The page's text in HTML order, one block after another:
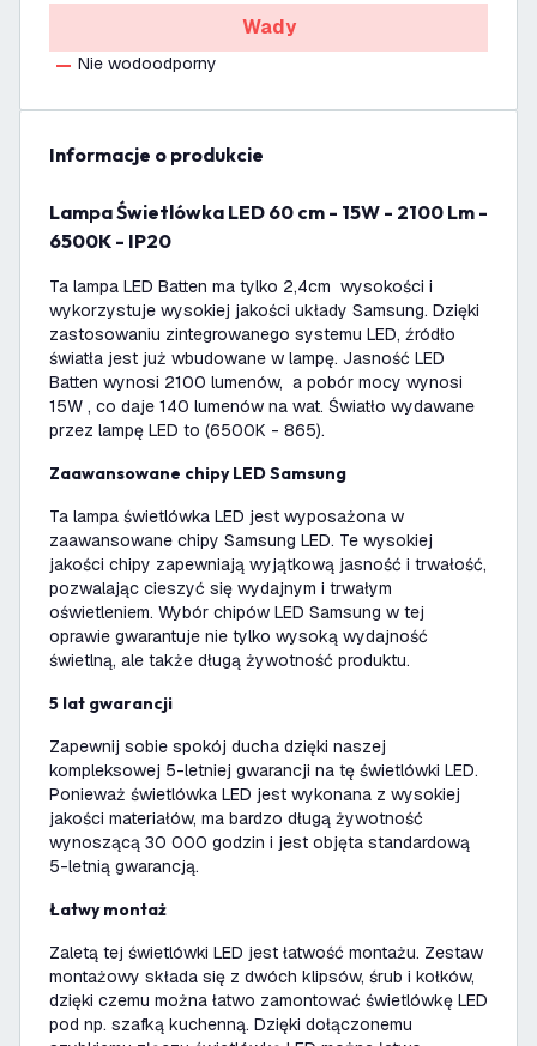
Wady
Nie wodoodporny
informacje o produkcie
Lampa Świetlówka LED 60 cm - 15W - 2100 Lm -
6500K - IP20
Ta lampa LED Batten ma tylko 2,4cm wysokości i
wykorzystuje wysokiej jakości układy Samsung. Dzięki
zastosowaniu zintegrowanego systemu LED, źródło
światła jest już wbudowane w lampę. Jasność LED
Batten wynosi 2100 lumenów, a pobór mocy wynosi
15W , co daje 140 lumenów na wat. Światło wydawane
przez lampę LED to (6500K - 865).
Zaawansowane chipy LED Samsung
Ta lampa świetlówka LED jest wyposażona w
zaawansowane chipy Samsung LED. Te wysokiej
jakości chipy zapewniają wyjątkową jasność i trwałość,
pozwalając cieszyć się wydajnym i trwałym
oświetleniem. Wybór chipów LED Samsung w tej
oprawie gwarantuje nie tylko wysoką wydajność
świetlną, ale także długą żywotność produktu.
5 lat gwarancji
Zapewnij sobie spokój ducha dzięki naszej
kompleksowej 5-letniej gwarancji na tę świetlówki LED.
Ponieważ świetlówka LED jest wykonana z wysokiej
jakości materiałów, ma bardzo długą żywotność
wynoszącą 30 000 godzin i jest objęta standardową
5-letnią gwarancją.
Łatwy montaż
Zaletą tej świetlówki LED jest łatwość montażu. Zestaw
montażowy składa się z dwóch klipsów, śrub i kołków,
dzięki czemu można łatwo zamontować świetlówkę LED
pod np. szafką kuchenną. Dzięki dołączonemu